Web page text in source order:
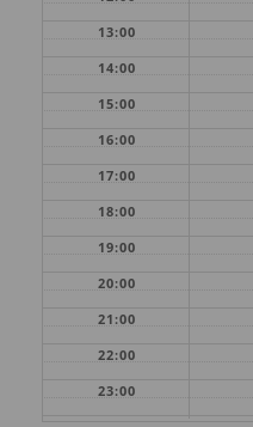
13:00
14:00
15:00
16:00
17:00
18:00
19:00
20:00
21:00
22:00
23:00